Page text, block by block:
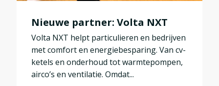
Nieuwe partner: Volta NXT
Volta NXT helpt particulieren en bedrijven
met comfort en energiebesparing. Van cv-
ketels en onderhoud tot warmtepompen,
airco’s en ventilatie. Omdat...